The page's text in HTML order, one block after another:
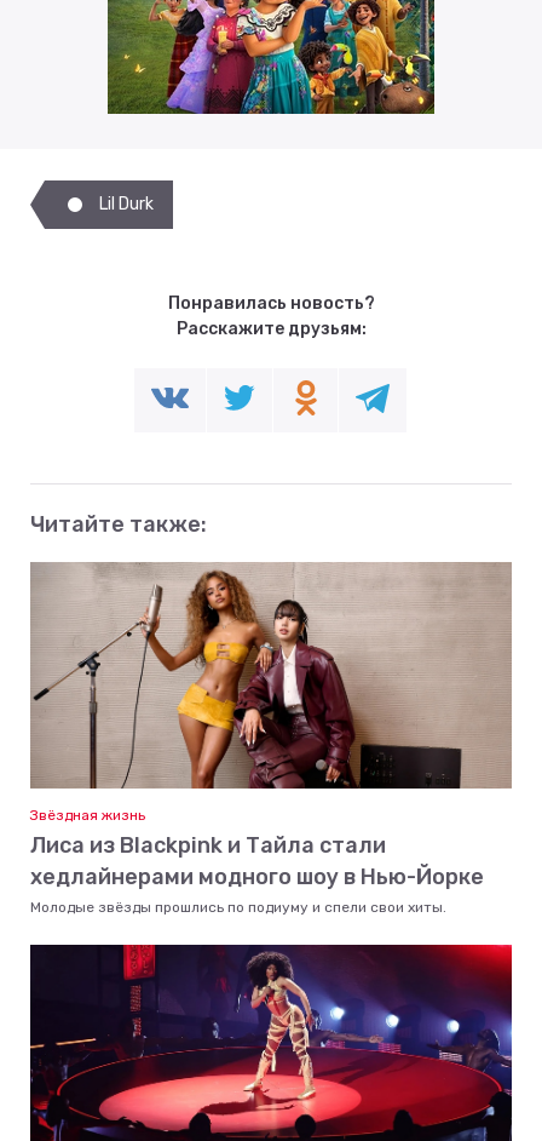
Lil Durk
Понравилась новость?
Расскажите друзьям:
Читайте также:
Звёздная жизнь
Лиса из Blackpink и Тайла стали
хедлайнерами модного шоу в Нью-Йорке
Молодые звёзды прошлись по подиуму и спели свои хиты.